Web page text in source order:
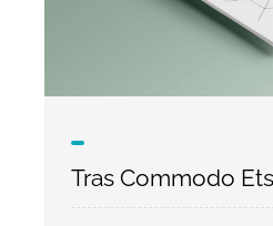
Tras Commodo Ets